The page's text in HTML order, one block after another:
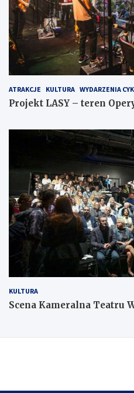
ATRAKCJE KULTURA WYDARZENIA
Projekt LASY – teren
KULTURA
Scena Kameralna Teatru